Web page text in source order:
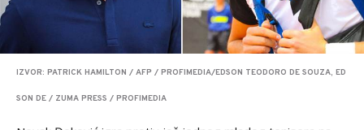
IZVOR: PATRICK HAMILTON / AFP / PROFIMEDIA/EDSON TEODORO DE SOUZA, ED
SON DE / ZUMA PRESS / PROFIMEDIA